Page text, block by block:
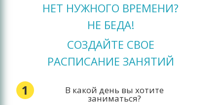
НЕТ НУЖНОГО ВРЕМЕНИ?
НЕ БЕДА!
СОЗДАЙТЕ СВОЕ
РАСПИСАНИЕ ЗАНЯТИЙ
1 В какой день вы хотите
заниматься?